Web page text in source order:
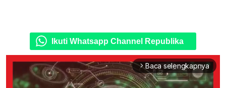
Ikuti Whatsapp Channel Republika
arrow_forward_ios Baca selengkapnya